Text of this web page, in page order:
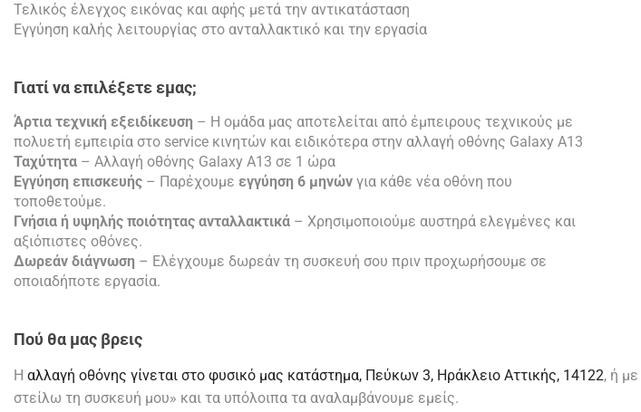
Τελικός έλεγχος εικόνας και αφής μετά την αντικατάσταση
Εγγύηση καλής λειτουργίας στο ανταλλακτικό και την εργασία
Γιατί να επιλέξετε εμας;
Άρτια τεχνική εξειδίκευση – Η ομάδα μας αποτελείται από έμπειρους τεχνικούς με
πολυετή εμπειρία στο service κινητών και ειδικότερα στην αλλαγή οθόνης Galaxy A13
Ταχύτητα – Αλλαγή οθόνης Galaxy A13 σε 1 ώρα
Εγγύηση επισκευής – Παρέχουμε εγγύηση 6 μηνών για κάθε νέα οθόνη που
τοποθετούμε.
Γνήσια ή υψηλής ποιότητας ανταλλακτικά – Χρησιμοποιούμε αυστηρά ελεγμένες και
αξιόπιστες οθόνες.
Δωρεάν διάγνωση – Ελέγχουμε δωρεάν τη συσκευή σου πριν προχωρήσουμε σε
οποιαδήποτε εργασία.
Πού θα μας βρεις
Η αλλαγή οθόνης γίνεται στο φυσικό μας κατάστημα, Πεύκων 3, Ηράκλειο Αττικής, 14122, ή με
στείλω τη συσκευή μου» και τα υπόλοιπα τα αναλαμβάνουμε εμείς.